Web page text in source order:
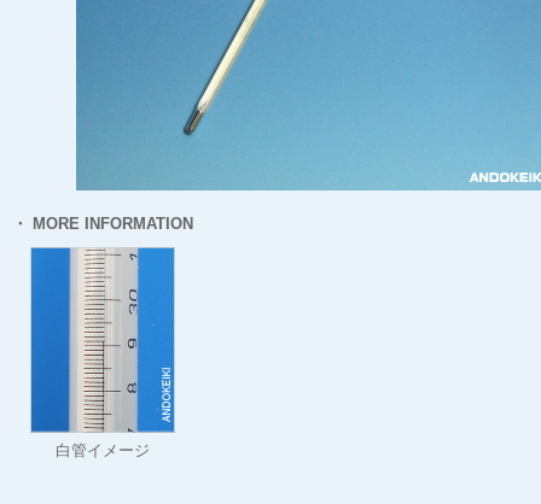
・ MORE INFORMATION
白管イメージ